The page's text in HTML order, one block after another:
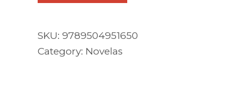
SKU: 9789504951650
Category: Novelas